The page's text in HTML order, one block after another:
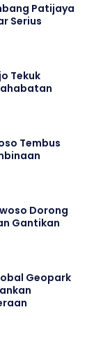
Patijaya
Serius
Tekuk
Tembus
Dorong
Gantikan
Geopark